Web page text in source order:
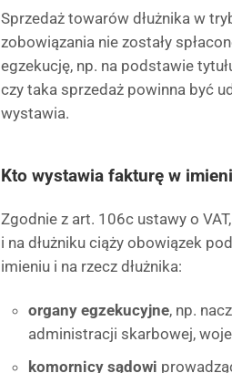
Sprzedaż towarów dłużnika w
zobowiązania nie zostały
egzekucję, np. na podstawie
czy taka sprzedaż powinna być
wystawia.
Kto wystawia fakturę w
Zgodnie z art. 106c ustawy o
i na dłużniku ciąży obowiązek
imieniu i na rzecz dłużnika:
organy egzekucyjne, np.
administracji skarbowej,
komornicy sądowi